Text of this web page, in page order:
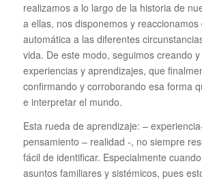
realizamos a lo largo de la historia de
a ellas, nos disponemos y
automática a las diferentes
vida. De este modo, seguimos creando
experiencias y aprendizajes, que
confirmando y corroborando esa forma
e interpretar el mundo.
Esta rueda de aprendizaje: –
pensamiento – realidad -, no siempre
fácil de identificar. Especialmente
asuntos familiares y sistémicos, pues